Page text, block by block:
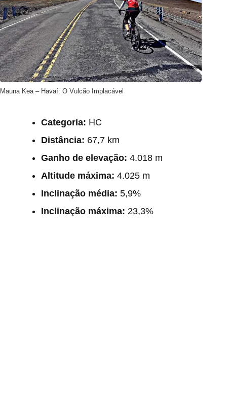
Mauna Kea – Havaí: O Vulcão Implacável
Categoria: HC
Distância: 67,7 km
Ganho de elevação: 4.018 m
Altitude máxima: 4.025 m
Inclinação média: 5,9%
Inclinação máxima: 23,3%